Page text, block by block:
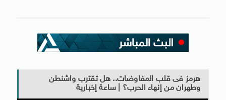
هرمز فى قلب المفاوضات.. هل تقترب واشنطن
وطهران من إنهاء الحرب؟ | ساعة إخبارية